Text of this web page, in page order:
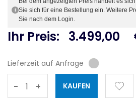
i Sie sich für eine Bestellung ein. Weitere
Sie nach dem Login.
Ihr Preis: 3.499,00
Lieferzeit auf Anfrage
- +